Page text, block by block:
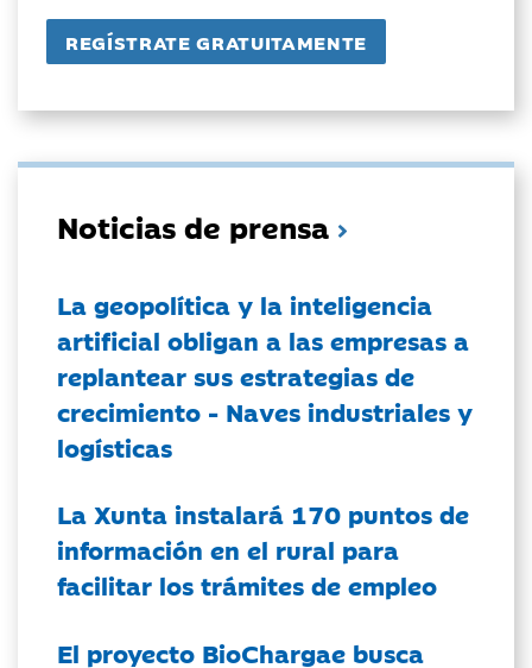
Noticias de prensa
La geopolítica y la inteligencia
artificial obligan a las empresas a
replantear sus estrategias de
crecimiento - Naves industriales y
logísticas
La Xunta instalará 170 puntos de
información en el rural para
facilitar los trámites de empleo
El proyecto BioChargae busca